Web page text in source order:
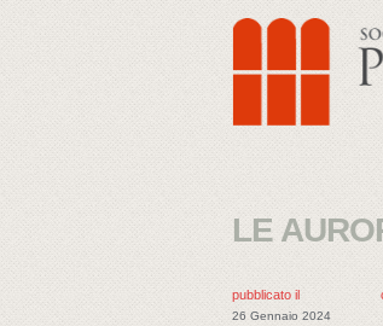
LE
pubblicato il
26 Gennaio 2024